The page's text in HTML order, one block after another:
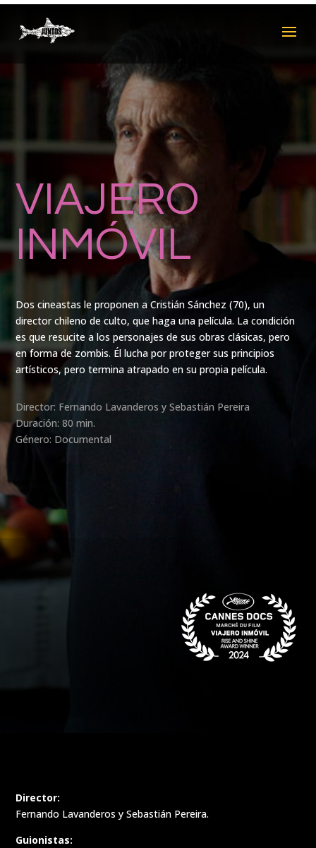
VIAJERO
INMÓVIL
Dos cineastas le proponen a Cristián Sánchez (70), un
director chileno de culto, que haga una película. La condición
es que resucite a los personajes de sus obras clásicas, pero
en forma de zombis. Él lucha por proteger sus principios
artísticos, pero termina atrapado en su propia película.
Director: Fernando Lavanderos y Sebastián Pereira
Duración: 80 min.
Género: Documental
Director:
Fernando Lavanderos y Sebastián Pereira.
Guionistas: